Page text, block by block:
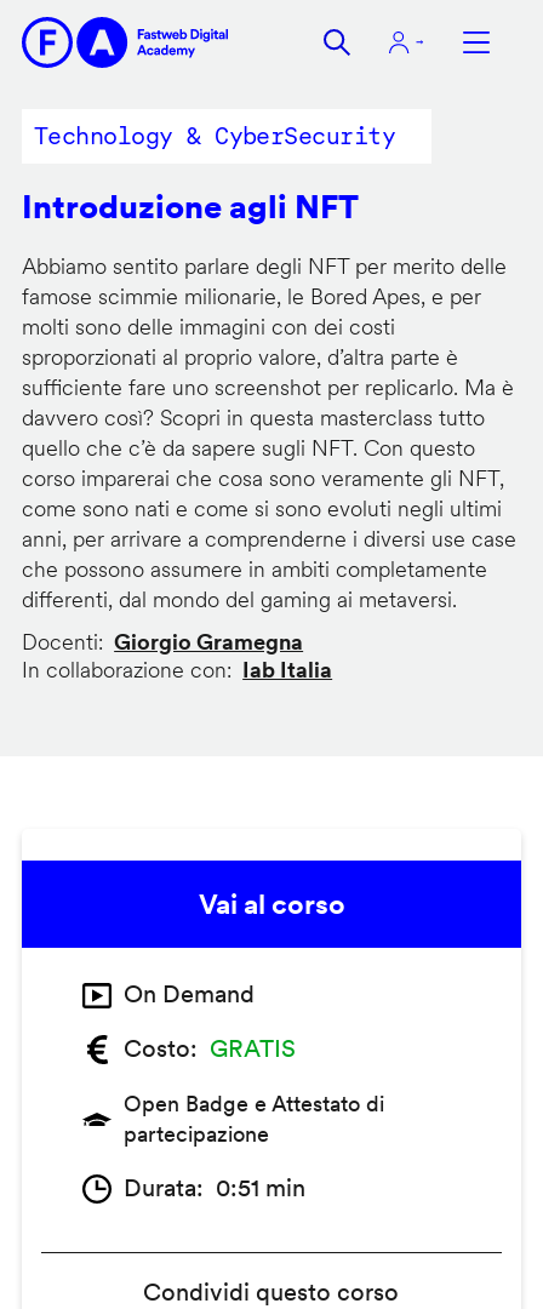
contenuto
Technology & CyberSecurity
Introduzione agli NFT
Abbiamo sentito parlare degli NFT per merito delle
famose scimmie milionarie, le Bored Apes, e per
molti sono delle immagini con dei costi
sproporzionati al proprio valore, d’altra parte è
sufficiente fare uno screenshot per replicarlo. Ma è
davvero così? Scopri in questa masterclass tutto
quello che c’è da sapere sugli NFT. Con questo
corso imparerai che cosa sono veramente gli NFT,
come sono nati e come si sono evoluti negli ultimi
anni, per arrivare a comprenderne i diversi use case
che possono assumere in ambiti completamente
differenti, dal mondo del gaming ai metaversi.
Docenti
Giorgio Gramegna
In collaborazione con
Iab Italia
Vai al corso
On Demand
Costo
GRATIS
Open Badge e Attestato di
partecipazione
Durata 0:51 min
Condividi questo corso